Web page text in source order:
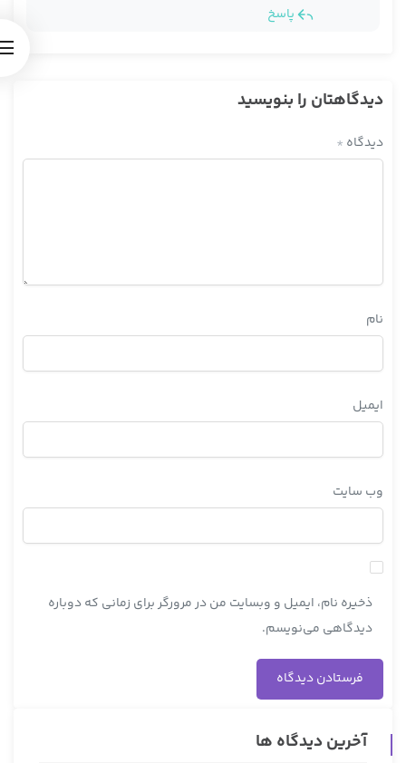
پاسخ
دیدگاهتان را بنویسید
دیدگاه *
نام
ایمیل
وب‌ سایت
ذخیره نام، ایمیل و وبسایت من در مرورگر برای زمانی که دوباره
دیدگاهی می‌نویسم.
آخرین دیدگاه ها